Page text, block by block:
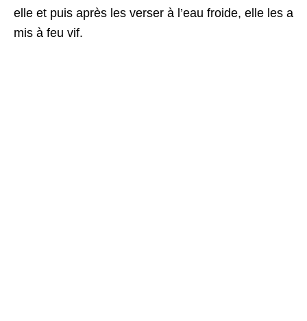
elle et puis après les verser à l’eau froide, elle les a
mis à feu vif.